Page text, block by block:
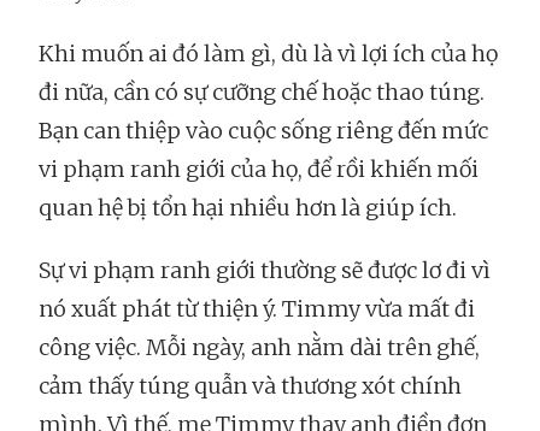
Khi muốn ai đó làm gì, dù là vì lợi ích của họ
đi nữa, cần có sự cưỡng chế hoặc thao túng.
Bạn can thiệp vào cuộc sống riêng đến mức
vi phạm ranh giới của họ, để rồi khiến mối
quan hệ bị tổn hại nhiều hơn là giúp ích.
Sự vi phạm ranh giới thường sẽ được lơ đi vì
nó xuất phát từ thiện ý. Timmy vừa mất đi
công việc. Mỗi ngày, anh nằm dài trên ghế,
cảm thấy túng quẫn và thương xót chính
mình. Vì thế, mẹ Timmy thay anh điền đơn